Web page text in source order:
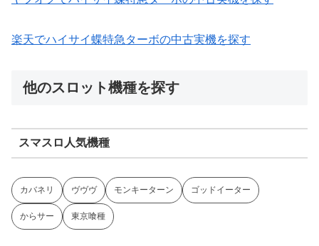
楽天でハイサイ蝶特急ターボの中古実機を探す
他のスロット機種を探す
スマスロ人気機種
カバネリ ヴヴヴ モンキーターン ゴッドイーター
からサー 東京喰種